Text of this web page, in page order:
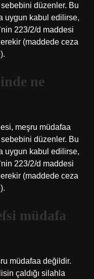
düzenler. Bu
uygun kabul edilirse,
223/2/d maddesi
(maddede ceza
ne
meşru müdafaa
düzenler. Bu
uygun kabul edilirse,
223/2/d maddesi
(maddede ceza
müdafa
müdafaa değildir.
çaldığı silahla